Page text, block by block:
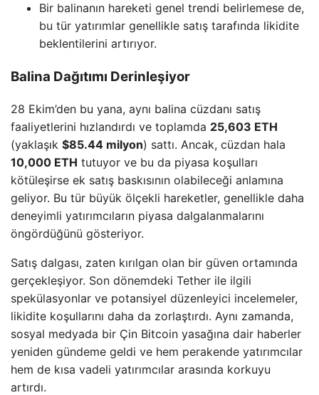
Bir balinanın hareketi genel trendi belirlemese de,
bu tür yatırımlar genellikle satış tarafında likidite
beklentilerini artırıyor.
Balina Dağıtımı Derinleşiyor
28 Ekim’den bu yana, aynı balina cüzdanı satış
faaliyetlerini hızlandırdı ve toplamda 25,603 ETH
(yaklaşık $85.44 milyon) sattı. Ancak, cüzdan hala
10,000 ETH tutuyor ve bu da piyasa koşulları
kötüleşirse ek satış baskısının olabileceği anlamına
geliyor. Bu tür büyük ölçekli hareketler, genellikle daha
deneyimli yatırımcıların piyasa dalgalanmalarını
öngördüğünü gösteriyor.
Satış dalgası, zaten kırılgan olan bir güven ortamında
gerçekleşiyor. Son dönemdeki Tether ile ilgili
spekülasyonlar ve potansiyel düzenleyici incelemeler,
likidite koşullarını daha da zorlaştırdı. Aynı zamanda,
sosyal medyada bir Çin Bitcoin yasağına dair haberler
yeniden gündeme geldi ve hem perakende yatırımcılar
hem de kısa vadeli yatırımcılar arasında korkuyu
artırdı.